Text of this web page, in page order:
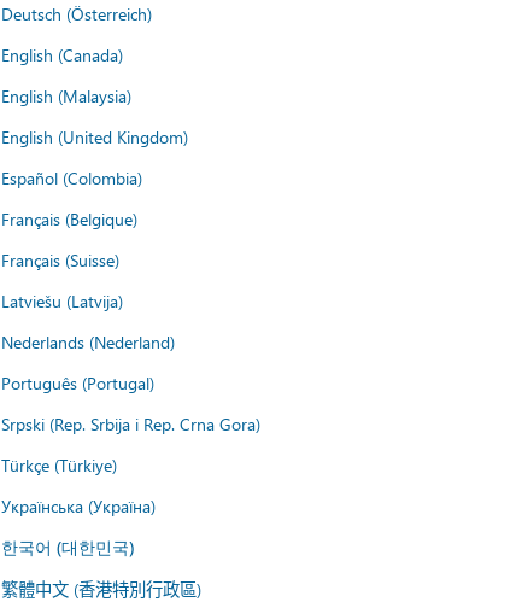
Deutsch (Österreich)
English (Canada)
English (Malaysia)
English (United Kingdom)
Español (Colombia)
Français (Belgique)
Français (Suisse)
Latviešu (Latvija)
Nederlands (Nederland)
Português (Portugal)
Srpski (Rep. Srbija i Rep. Crna Gora)
Türkçe (Türkiye)
Українська (Україна)
한국어 (대한민국)
繁體中文 (香港特別行政區)